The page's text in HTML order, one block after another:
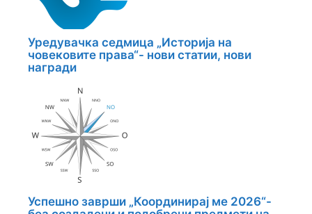
Уредувачка седмица „Историја на
човековите права“- нови статии, нови
награди
Успешно заврши „Координирај ме 2026“-